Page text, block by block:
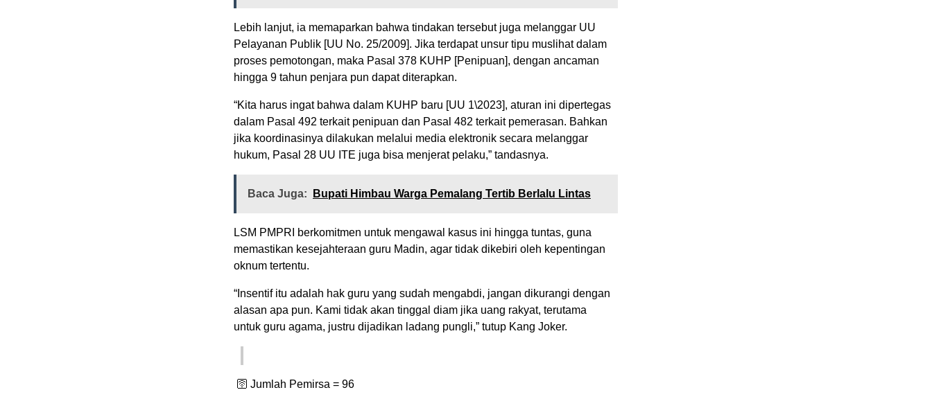
Lebih lanjut, ia memaparkan bahwa tindakan tersebut juga melanggar UU
Pelayanan Publik [UU No. 25/2009]. Jika terdapat unsur tipu muslihat dalam
proses pemotongan, maka Pasal 378 KUHP [Penipuan], dengan ancaman
hingga 9 tahun penjara pun dapat diterapkan.
“Kita harus ingat bahwa dalam KUHP baru [UU 1\2023], aturan ini dipertegas
dalam Pasal 492 terkait penipuan dan Pasal 482 terkait pemerasan. Bahkan
jika koordinasinya dilakukan melalui media elektronik secara melanggar
hukum, Pasal 28 UU ITE juga bisa menjerat pelaku,” tandasnya.
Baca Juga: Bupati Himbau Warga Pemalang Tertib Berlalu Lintas
LSM PMPRI berkomitmen untuk mengawal kasus ini hingga tuntas, guna
memastikan kesejahteraan guru Madin, agar tidak dikebiri oleh kepentingan
oknum tertentu.
“Insentif itu adalah hak guru yang sudah mengabdi, jangan dikurangi dengan
alasan apa pun. Kami tidak akan tinggal diam jika uang rakyat, terutama
untuk guru agama, justru dijadikan ladang pungli,” tutup Kang Joker.
🛜 Jumlah Pemirsa = 96